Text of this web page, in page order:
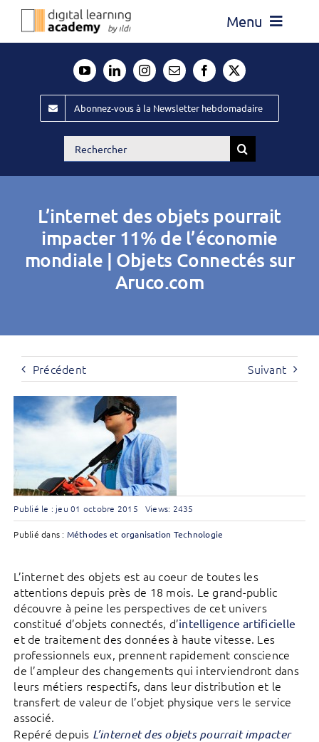
Passer
Menu
Évènements ILDI
Offres d’emploi
Publiez
Contact
Abonnez-vous à la Newsletter hebdomadaire
Rechercher:
L’internet des objets pourrait
impacter 11% de l’économie
mondiale | Objets Connectés sur
Aruco.com
Précédent Suivant
Publié le : jeu 01 octobre 2015 Views: 2435
Publié dans : Méthodes et organisation Technologie
L’internet des objets est au coeur de toutes les
attentions depuis près de 18 mois. Le grand-public
découvre à peine les perspectives de cet univers
constitué d’objets connectés, d’intelligence artificielle
et de traitement des données à haute vitesse. Les
professionnels eux, prennent rapidement conscience
de l’ampleur des changements qui interviendront dans
leurs métiers respectifs, dans leur distribution et le
transfert de valeur de l’objet physique vers le service
associé.
Repéré depuis L’internet des objets pourrait impacter